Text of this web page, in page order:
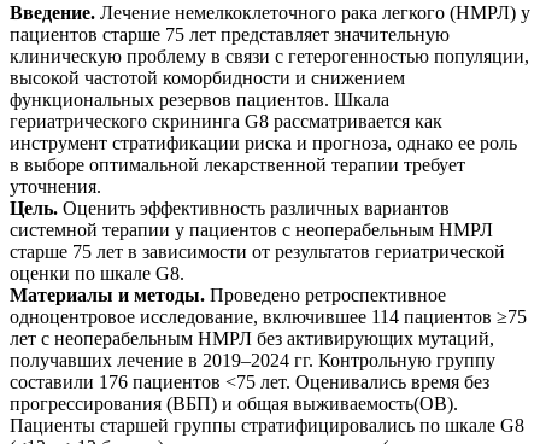
Введение. Лечение немелкоклеточного рака легкого (НМРЛ) у
пациентов старше 75 лет представляет значительную
клиническую проблему в связи с гетерогенностью популяции,
высокой частотой коморбидности и снижением
функциональных резервов пациентов. Шкала
гериатрического скрининга G8 рассматривается как
инструмент стратификации риска и прогноза, однако ее роль
в выборе оптимальной лекарственной терапии требует
уточнения.
Цель. Оценить эффективность различных вариантов
системной терапии у пациентов с неоперабельным НМРЛ
старше 75 лет в зависимости от результатов гериатрической
оценки по шкале G8.
Материалы и методы. Проведено ретроспективное
одноцентровое исследование, включившее 114 пациентов ≥75
лет с неоперабельным НМРЛ без активирующих мутаций,
получавших лечение в 2019–2024 гг. Контрольную группу
составили 176 пациентов <75 лет. Оценивались время без
прогрессирования (ВБП) и общая выживаемость(ОВ).
Пациенты старшей группы стратифицировались по шкале G8